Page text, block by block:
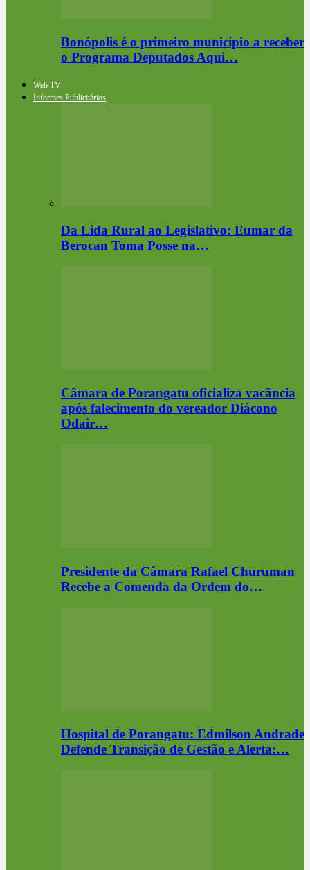
Bonópolis é o primeiro município a receber
o Programa Deputados Aqui…
Web TV
Informes Publicitários
Da Lida Rural ao Legislativo: Eumar da
Berocan Toma Posse na…
Câmara de Porangatu oficializa vacância
após falecimento do vereador Diácono
Odair…
Presidente da Câmara Rafael Churuman
Recebe a Comenda da Ordem do…
Hospital de Porangatu: Edmilson Andrade
Defende Transição de Gestão e Alerta:…